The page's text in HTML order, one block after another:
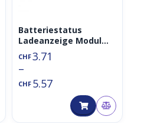
Batteriestatus
Ladeanzeige Modul
3.7V
S1/S2/S3/S4/S5/S6/S7/S
8 Li-Ion (Capacity
Indicator)
CHF3.71
–
CHF 5.57